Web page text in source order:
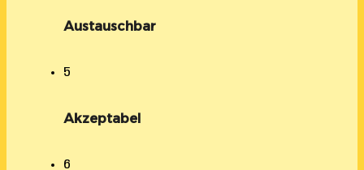
Austauschbar
5
Akzeptabel
6